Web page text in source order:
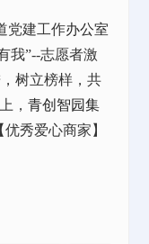
党建工作办公室
我”--志愿者激
树立榜样，共
，青创智园集
优秀爱心商家】